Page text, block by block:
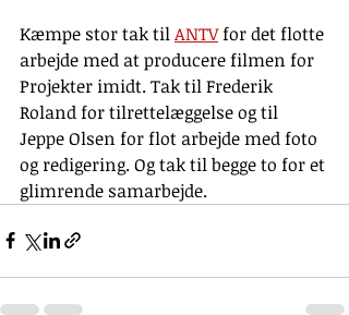
Kæmpe stor tak til ANTV for det flotte
arbejde med at producere filmen for
Projekter imidt. Tak til Frederik
Roland for tilrettelæggelse og til
Jeppe Olsen for flot arbejde med foto
og redigering. Og tak til begge to for et
glimrende samarbejde.